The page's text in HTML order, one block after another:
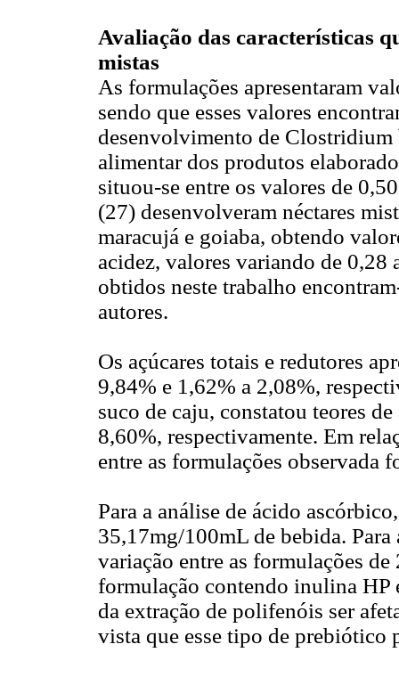
Avaliação das características
mistas
As formulações apresentaram
sendo que esses valores
desenvolvimento de
alimentar dos produtos
situou-se entre os valores de
(27) desenvolveram néctares
maracujá e goiaba, obtendo
acidez, valores variando de
obtidos neste trabalho
autores.
Os açúcares totais e redutores
9,84% e 1,62% a 2,08%,
suco de caju, constatou teores
8,60%, respectivamente. Em
entre as formulações observada
Para a análise de ácido
35,17mg/100mL de bebida.
variação entre as formulações
formulação contendo inulina HP
da extração de polifenóis ser
vista que esse tipo de prebiótico